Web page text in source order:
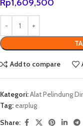
Add to compare
Kategori:Alat Pelindung
Tag: earplug
Share: